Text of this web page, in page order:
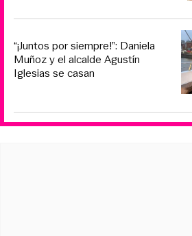
“¡Juntos por siempre!”: Daniela
Muñoz y el alcalde Agustín
Iglesias se casan